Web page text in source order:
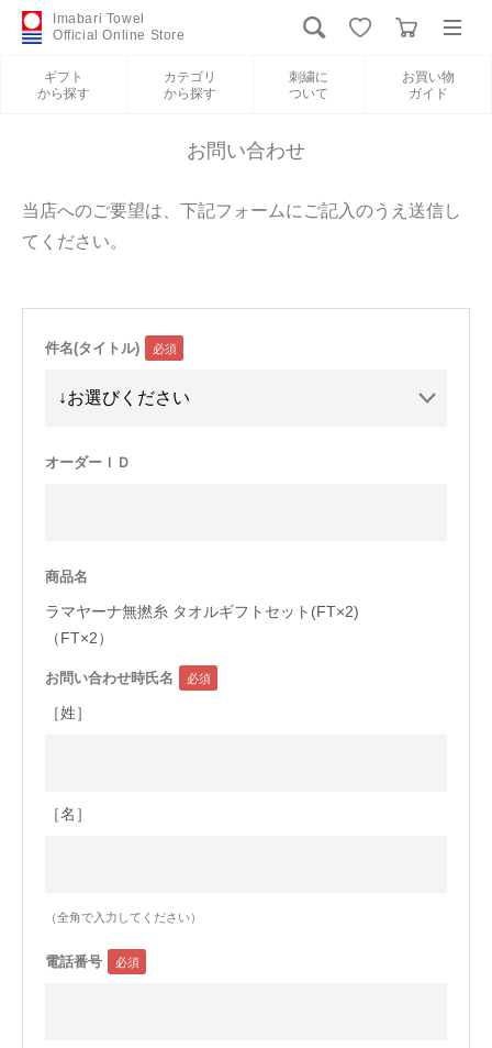
Imabari Towel
Official Online Store
ギフト
から探す
カテゴリ
から探す
刺繍に
ついて
お買い物
ガイド
新規会員登録
カテゴリから探す
お買い物ガイド
International Shipping
会員サービス
店舗リスト
ヘルプ
大量購入・法人向けの購入の方は
お問い合わせ
当店へのご要望は、下記フォームにご記入のうえ送信し
てください。
件名(タイトル)
オーダーＩＤ
商品名
ラマヤーナ無撚糸 タオルギフトセット(FT×2)
（FT×2）
お問い合わせ時氏名
［姓］
［名］
（全角で入力してください）
電話番号